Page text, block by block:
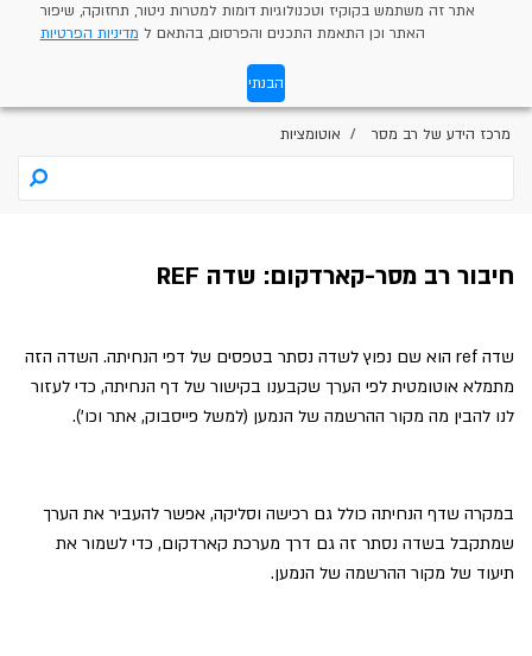
אתר זה משתמש בקוקיז וטכנולוגיות דומות למטרות ניטור, תחזוקה, שיפור
האתר וכן התאמת התכנים והפרסום, בהתאם ל מדיניות הפרטיות
הבנתי
מרכז הידע של רב מסר אוטומציות
חיבור רב מסר-קארדקום: שדה REF
שדה ref הוא שם נפוץ לשדה נסתר בטפסים של דפי הנחיתה. השדה הזה
מתמלא אוטומטית לפי הערך שקבענו בקישור של דף הנחיתה, כדי לעזור
לנו להבין מה מקור ההרשמה של הנמען (למשל פייסבוק, אתר וכו').
במקרה שדף הנחיתה כולל גם רכישה וסליקה, אפשר להעביר את הערך
שמתקבל בשדה נסתר זה גם דרך מערכת קארדקום, כדי לשמור את
תיעוד של מקור ההרשמה של הנמען.